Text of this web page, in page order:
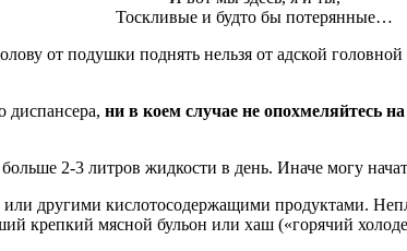
Тоскливые и будто бы потерянные…
от подушки поднять нельзя от адской
диспансера, ни в коем случае не опохмеляйтесь
2-3 литров жидкости в день. Иначе могу
другими кислотосодержащими продуктами.
крепкий мясной бульон или хаш («горячий